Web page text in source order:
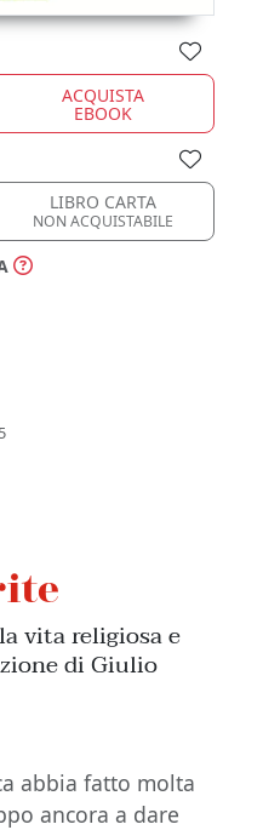
ACQUISTA
EBOOK
LIBRO CARTA
NON ACQUISTABILE
vita religiosa e
di Giulio
abbia fatto molta
ancora a dare